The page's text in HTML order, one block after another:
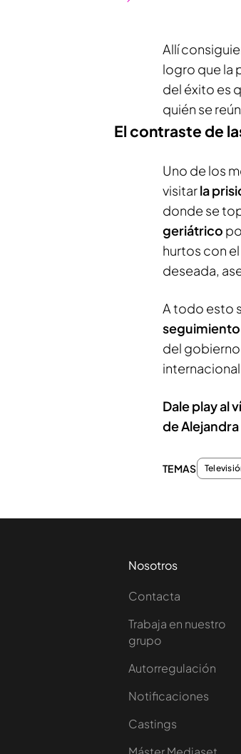
Allí
logro que la
del éxito es
quién se
El contraste de
Uno de los
visitarla
donde se
geriátrico
hurtos con
deseada,
A todo esto
del gobierno
Dale play al
de
TEMAS
Nosotros
Contacta
Trabaja en nuestro
grupo
Autorregulación
Notificaciones
Castings